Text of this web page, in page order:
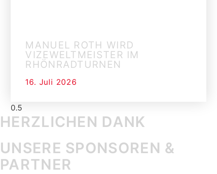
MANUEL ROTH WIRD
VIZEWELTMEISTER IM
RHÖNRADTURNEN
16. Juli 2026
HERZLICHEN DANK
UNSERE SPONSOREN &
PARTNER